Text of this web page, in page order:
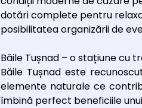
dotări complete pentru
posibilitatea organizării de
Băile Tușnad – o stațiune cu
Băile Tușnad este
elemente naturale ce
îmbină perfect beneficiile